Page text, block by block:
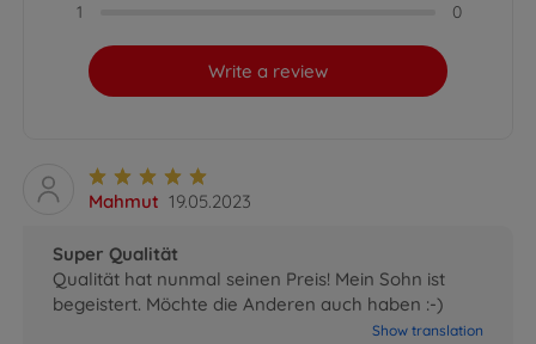
Mahmut 19.05.2023
Super Qualität
Qualität hat nunmal seinen Preis! Mein Sohn ist
begeistert. Möchte die Anderen auch haben :-)
Show translation
1
0
Write a review